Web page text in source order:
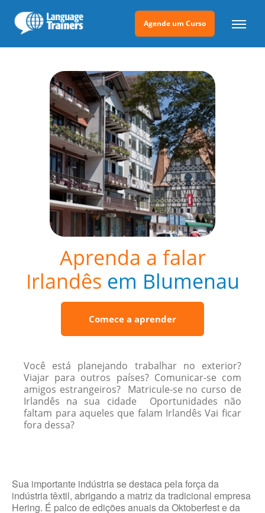
Agende um Curso
Aprenda a falar
Irlandês em Blumenau
Comece a aprender
Você está planejando trabalhar no exterior?
Viajar para outros países? Comunicar-se com
amigos estrangeiros? Matricule-se no curso de
Irlandês na sua cidade Oportunidades não
faltam para aqueles que falam Irlandês Vai ficar
fora dessa?
Sua importante indústria se destaca pela força da
indústria têxtil, abrigando a matriz da tradicional empresa
Hering. É palco de edições anuais da Oktoberfest e da